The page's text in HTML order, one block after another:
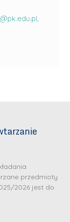
,
przedmioty
2026 jest do